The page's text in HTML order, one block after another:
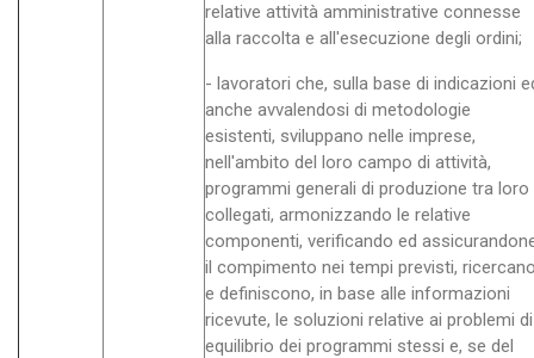
relative attività amministrative connesse
alla raccolta e all'esecuzione degli ordini;
- lavoratori che, sulla base di indicazioni
anche avvalendosi di metodologie
esistenti, sviluppano nelle imprese,
nell'ambito del loro campo di attività,
programmi generali di produzione tra loro
collegati, armonizzando le relative
componenti, verificando ed
il compimento nei tempi previsti,
e definiscono, in base alle informazioni
ricevute, le soluzioni relative ai problemi di
equilibrio dei programmi stessi e, se del